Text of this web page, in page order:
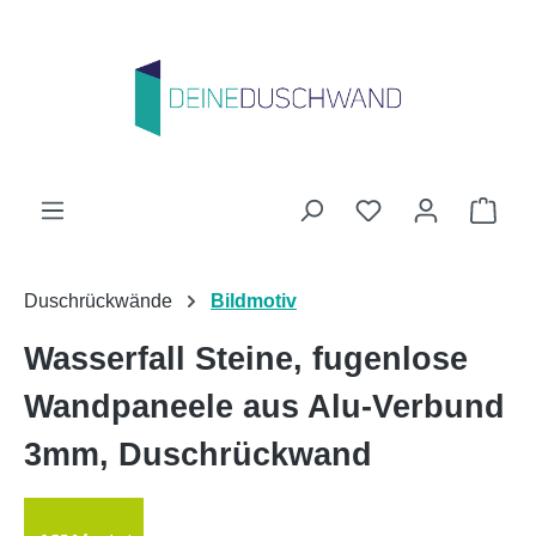
Du hast 0
Duschrückwände Bildmotiv
Wasserfall Steine, fugenlose
Wandpaneele aus Alu-Verbund
3mm, Duschrückwand